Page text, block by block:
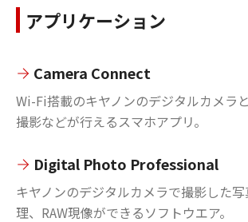
アプリケーション
Camera Connect
Wi-Fi搭載のキヤノンのデジタルカメラ
撮影などが行えるスマホアプリ。
Digital Photo Professional
キヤノンのデジタルカメラで撮影した
理、RAW現像ができるソフトウエア。